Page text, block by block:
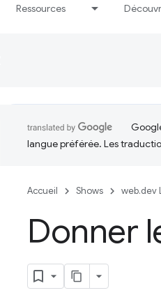
Ressources
langue préférée. Les
Accueil Shows web.dev
Donner